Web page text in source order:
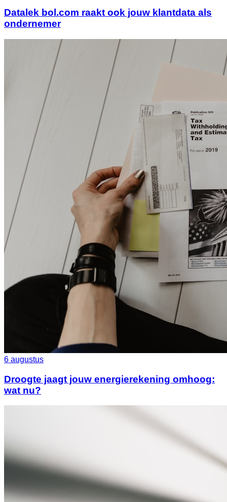
Datalek bol.com raakt ook jouw klantdata als
ondernemer
6 augustus
Droogte jaagt jouw energierekening omhoog:
wat nu?